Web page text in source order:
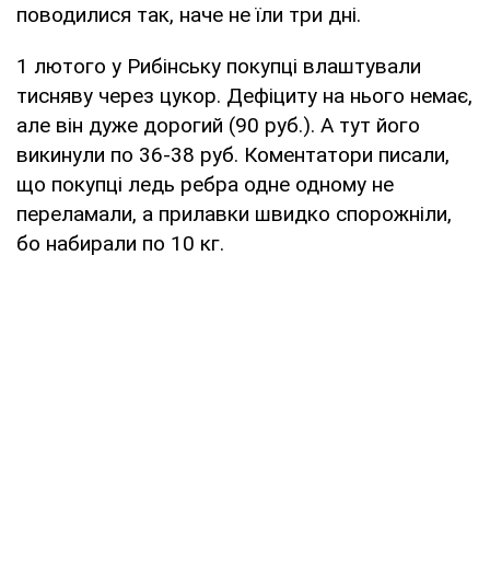
поводилися так, наче не їли три дні.
1 лютого у Рибінську покупці влаштували
тисняву через цукор. Дефіциту на нього немає,
але він дуже дорогий (90 руб.). А тут його
викинули по 36-38 руб. Коментатори писали,
що покупці ледь ребра одне одному не
переламали, а прилавки швидко спорожніли,
бо набирали по 10 кг.